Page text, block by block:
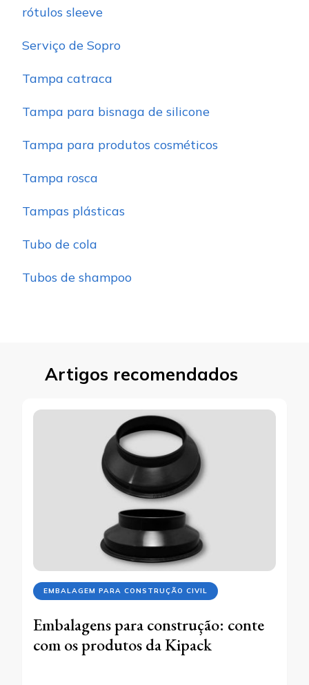
rótulos sleeve
Serviço de Sopro
Tampa catraca
Tampa para bisnaga de silicone
Tampa para produtos cosméticos
Tampa rosca
Tampas plásticas
Tubo de cola
Tubos de shampoo
Artigos recomendados
EMBALAGEM PARA CONSTRUÇÃO CIVIL
Embalagens para construção: conte
com os produtos da Kipack